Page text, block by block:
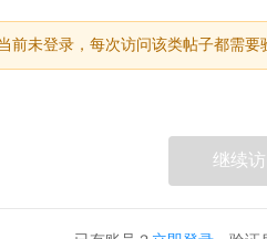
前未登录，每次访问该类帖子都需
继续访